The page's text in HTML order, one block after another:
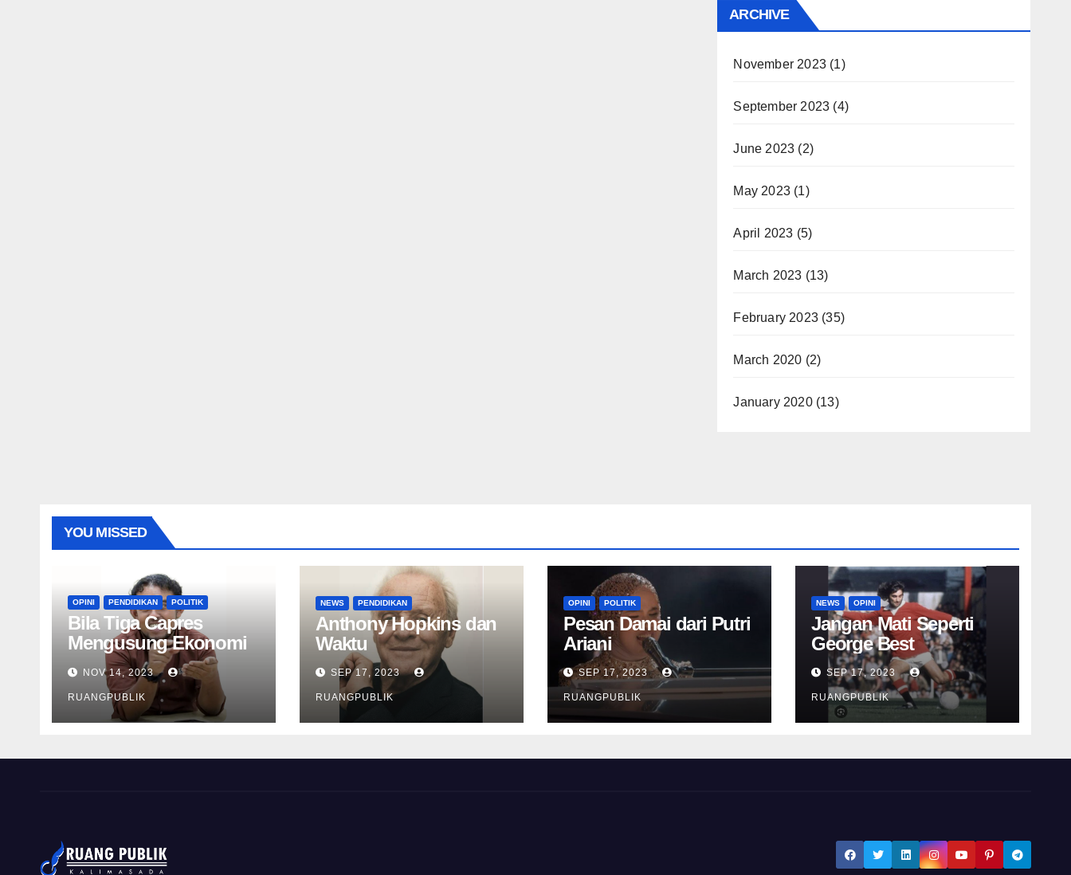
ARCHIVE
November 2023(1)
September 2023 (4)
June 2023 (2)
May 2023(1)
April 2023 (5)
March 2023 (13)
February 2023(35)
March 2020 (2)
January 2020(13)
YOU MISSED
OPINI PENDIDIKAN POLITIK
Bila Tiga Capres
Mengusung Ekonomi
Hijau
NOV 14, 2023
RUANGPUBLIK
NEWS PENDIDIKAN
Anthony Hopkins dan
Waktu
SEP 17, 2023
RUANGPUBLIK
OPINI POLITIK
Pesan Damai dari Putri
Ariani
SEP 17, 2023
RUANGPUBLIK
NEWS OPINI
Jangan Mati Seperti
George Best
SEP 17, 2023
RUANGPUBLIK